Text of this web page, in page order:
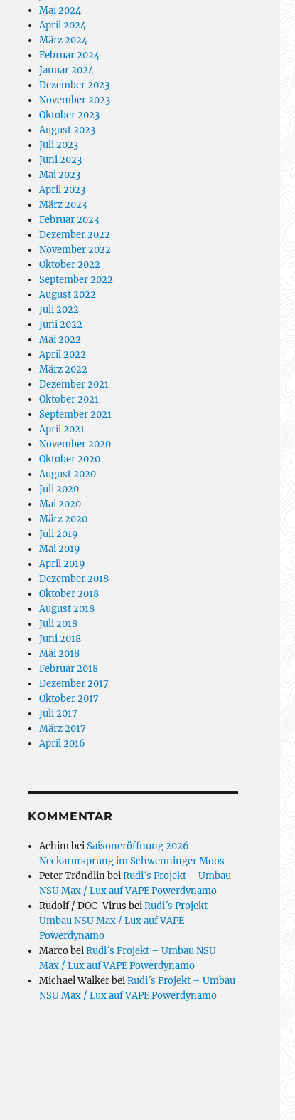
Mai 2024
April 2024
März 2024
Februar 2024
Januar 2024
Dezember 2023
November 2023
Oktober 2023
August 2023
Juli 2023
Juni 2023
Mai 2023
April 2023
März 2023
Februar 2023
Dezember 2022
November 2022
Oktober 2022
September 2022
August 2022
Juli 2022
Juni 2022
Mai 2022
April 2022
März 2022
Dezember 2021
Oktober 2021
September 2021
April 2021
November 2020
Oktober 2020
August 2020
Juli 2020
Mai 2020
März 2020
Juli 2019
Mai 2019
April 2019
Dezember 2018
Oktober 2018
August 2018
Juli 2018
Juni 2018
Mai 2018
Februar 2018
Dezember 2017
Oktober 2017
Juli 2017
März 2017
April 2016
KOMMENTAR
AchimbeiSaisoneröffnung 2026 –
Neckarursprung im Schwenninger Moos
Peter TröndlinbeiRudi´s Projekt – Umbau
NSU Max / Lux auf VAPE Powerdynamo
Rudolf / DOC-Virus beiRudi´s Projekt –
Umbau NSU Max / Lux auf VAPE
Powerdynamo
MarcobeiRudi´s Projekt – Umbau NSU
Max / Lux auf VAPE Powerdynamo
Michael WalkerbeiRudi´s Projekt – Umbau
NSU Max / Lux auf VAPE Powerdynamo